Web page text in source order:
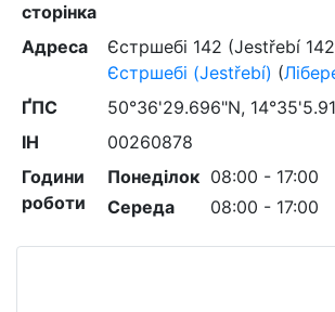
сторінка
Адреса Єстршебі 142 (Jestřebí
Єстршебі (Jestřebí) (
ҐПС
50°36'29.696"N,
ІН
00260878
Години
роботи
Понеділок 08:00 - 17:00
Середа
08:00 - 17:00